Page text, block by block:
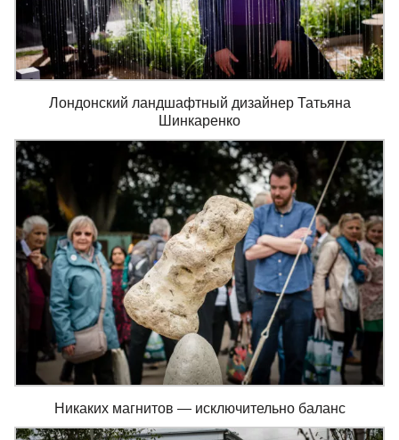
Лондонский ландшафтный дизайнер Татьяна
Шинкаренко
Никаких магнитов — исключительно баланс